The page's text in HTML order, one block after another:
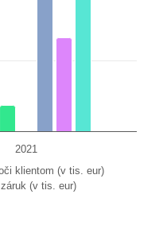
klientom (v tis. eur)
(v tis. eur)
2021